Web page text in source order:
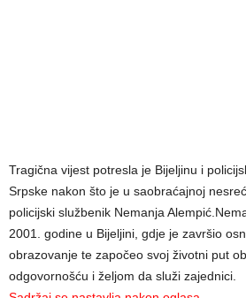
Tragična vijest potresla je Bijeljinu i
Srpske nakon što je u saobraćajnoj
policijski službenik Nemanja
2001. godine u Bijeljini, gdje je završio
obrazovanje te započeo svoj životni put
odgovornošću i željom da služi zajednici.